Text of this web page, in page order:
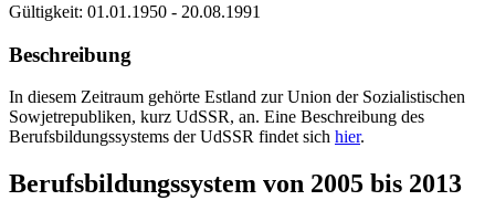
Gültigkeit: 01.01.1950 - 20.08.1991
Beschreibung
In diesem Zeitraum gehörte Estland zur Union der Sozialistischen
Sowjetrepubliken, kurz UdSSR, an. Eine Beschreibung des
Berufsbildungssystems der UdSSR findet sich hier.
Berufsbildungssystem von 2005 bis 2013